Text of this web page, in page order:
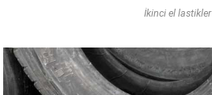
İkinci el lastikler